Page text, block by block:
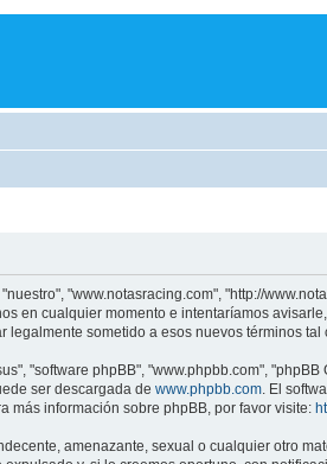
"www.notasracing.com", "http://
en cualquier momento e intentaríamos
legalmente sometido a esos nuevos términos
"software phpBB", "www.phpbb.com",
ser descargada de www.phpbb.com. El
más información sobre phpBB, por favor visite:
amenazante, sexual o cualquier otro